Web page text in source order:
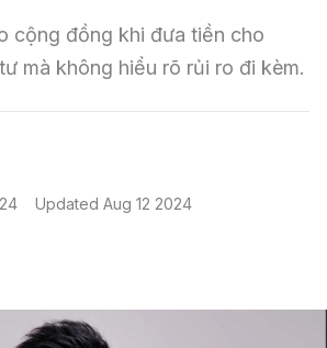
Tư
Đồ Giá
cộng đồng khi đưa tiền cho
mà không hiểu rõ rủi ro đi kèm.
Updated Aug 12 2024